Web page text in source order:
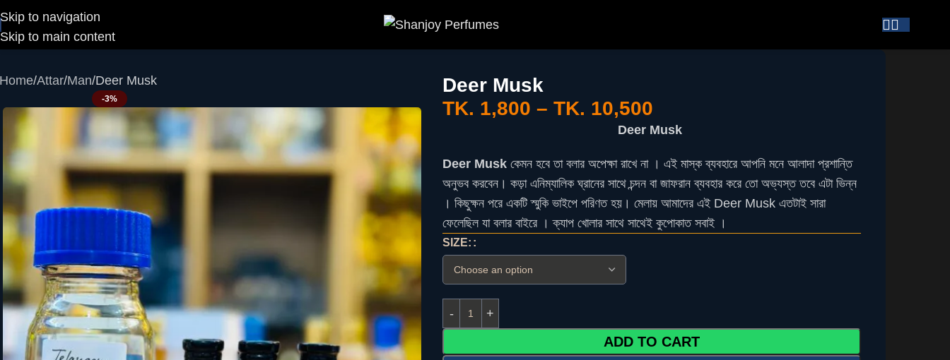
Skip to navigation
Skip to main content
Home Attar Man Deer Musk
-3%
Deer Musk
TK. 1,800 – TK. 10,500
Deer Musk
Deer Musk কেমন হবে তা বলার অপেক্ষা রাখে না । এই মাস্ক ব্যবহারে আপনি মনে আলাদা প্রশান্তি
অনুভব করবেন। কড়া এনিম্যালিক ঘ্রানের সাথে চন্দন বা জাফরান ব্যবহার করে তো অভ্যস্ত তবে এটা ভিন্ন
। কিছুক্ষন পরে একটি স্মুকি ভাইপে পরিণত হয়। মেলায় আমাদের এই Deer Musk এতটাই সারা
ফেলেছিল যা বলার বাইরে । ক্যাপ খোলার সাথে সাথেই কুপোকাত সবাই ।
SIZE:
ADD TO CART